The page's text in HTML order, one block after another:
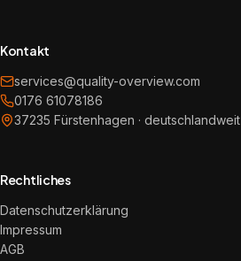
Kontakt
services@quality-overview.com
0176 61078186
37235 Fürstenhagen · deutschlandweit
Rechtliches
Datenschutzerklärung
Impressum
AGB